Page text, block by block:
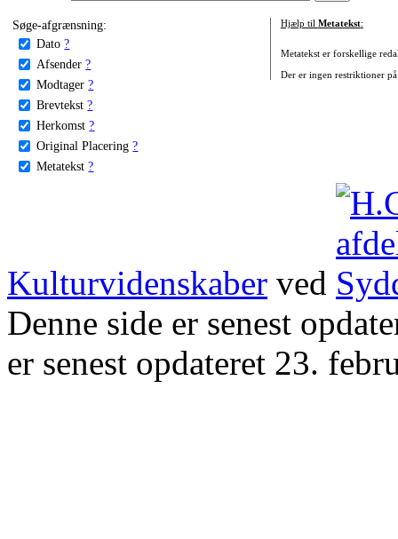
Søge-afgrænsning:
Dato ?
Afsender ?
Modtager ?
Brevtekst ?
Herkomst ?
Original Placering ?
Metatekst ?
Hjælp til Metatekst:
Metatekst er forskellige
Der er ingen restriktioner
Kulturvidenskaber ved
Denne side er senest
er senest opdateret 23.